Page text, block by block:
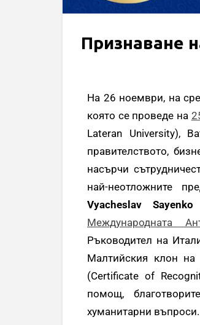
Признаване
На 26 ноември, на
която се проведе на
Lateran University),
правителството,
насърчи
най-неотложните
Vyacheslav Sayenko
Международната
Ръководител на
Малтийския клон на
(Certificate of
помощ,
хуманитарни въпроси.